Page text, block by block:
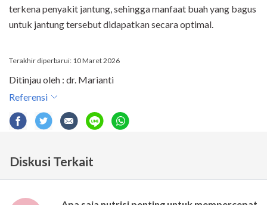
terkena penyakit jantung, sehingga manfaat buah yang bagus
untuk jantung tersebut didapatkan secara optimal.
Terakhir diperbarui: 10 Maret 2026